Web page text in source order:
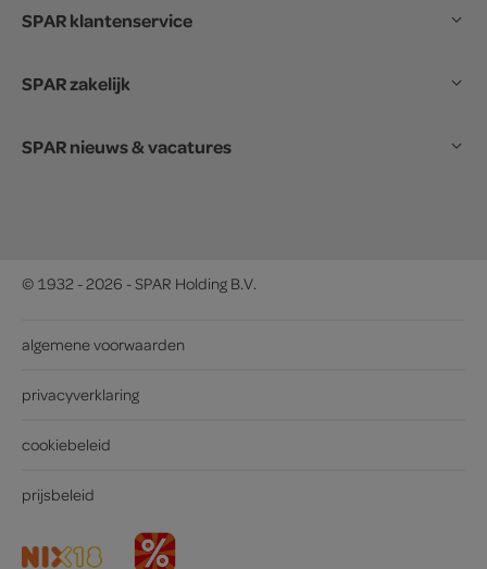
SPAR klantenservice
SPAR zakelijk
SPAR nieuws & vacatures
© 1932 - 2026 - SPAR Holding B.V.
algemene voorwaarden
privacyverklaring
cookiebeleid
prijsbeleid